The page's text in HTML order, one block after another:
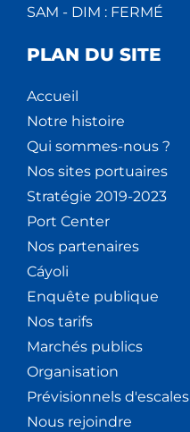
SAM - DIM : FERMÉ
PLAN DU SITE
Accueil
Notre histoire
Qui sommes-nous ?
Nos sites portuaires
Stratégie 2019-2023
Port Center
Nos partenaires
Cáyoli
Enquête publique
Nos tarifs
Marchés publics
Organisation
Prévisionnels d'escales
Nous rejoindre